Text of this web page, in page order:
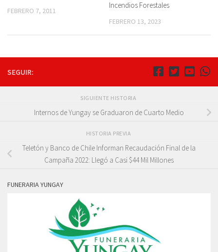
FEBRERO 7, 2011
Incendios Forestales
FEBRERO 13, 2023
SEGUIR:
SIGUIENTE HISTORIA
Internos de Yungay se Graduaron de Cuarto Medio
HISTORIA PREVIA
Teletón y Banco de Chile Informan Recaudación Final de la
Campaña 2022: Llegó a Casi $44 Mil Millones
FUNERARIA YUNGAY